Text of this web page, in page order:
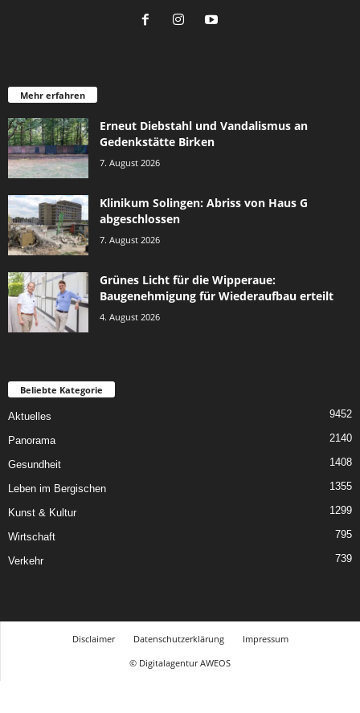
Mehr erfahren
Erneut Diebstahl und Vandalismus an
Gedenkstätte Birken
7. August 2026
Klinikum Solingen: Abriss von Haus G
abgeschlossen
7. August 2026
Grünes Licht für die Wipperaue:
Baugenehmigung für Wiederaufbau erteilt
4. August 2026
Beliebte Kategorie
Aktuelles 9452
Panorama 2140
Gesundheit 1408
Leben im Bergischen 1355
Kunst & Kultur 1299
Wirtschaft 795
Verkehr 739
Disclaimer Datenschutzerklärung
Impressum
© Digitalagentur AWEOS